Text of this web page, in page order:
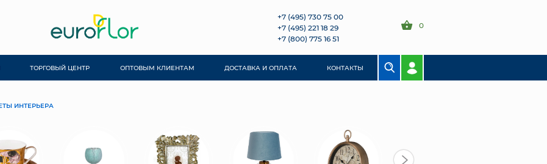
+7 (495) 730 75 00
+7 (495) 221 18 29
+7 (800) 775 16 51
0
ТОРГОВЫЙ ЦЕНТР ОПТОВЫМ КЛИЕНТАМ ДОСТАВКА И ОПЛАТА КОНТАКТЫ
ИНТЕРЬЕРА